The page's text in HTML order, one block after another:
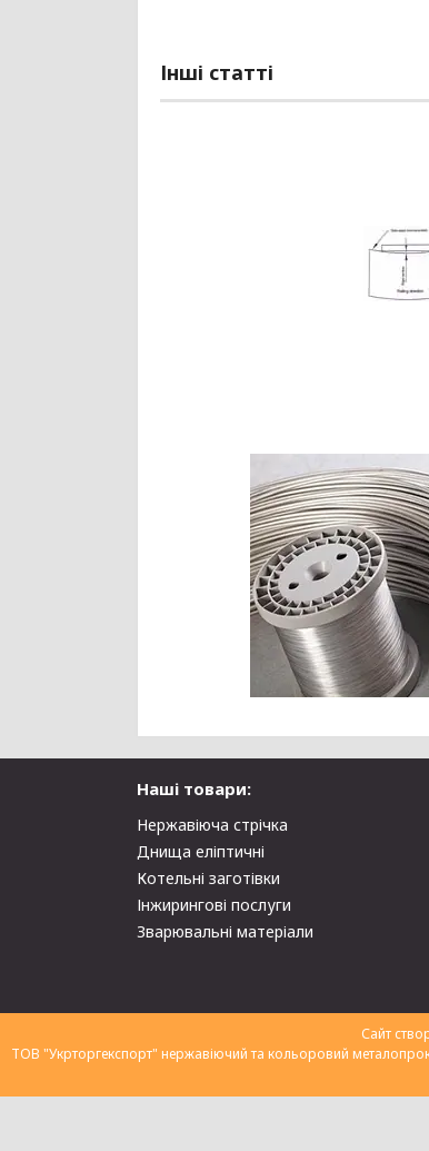
Інші статті
Наші товари:
Нержавіюча стрічка
Днища еліптичні
Котельні заготівки
Інжирингові послуги
Зварювальні матеріали
Сайт